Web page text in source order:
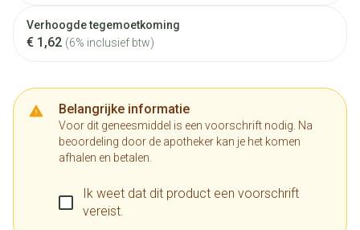
Verhoogde tegemoetkoming
€ 1,62 (6% inclusief btw)
Belangrijke informatie
Voor dit geneesmiddel is een voorschrift nodig. Na
beoordeling door de apotheker kan je het komen
afhalen en betalen.
Ik weet dat dit product een voorschrift
vereist.